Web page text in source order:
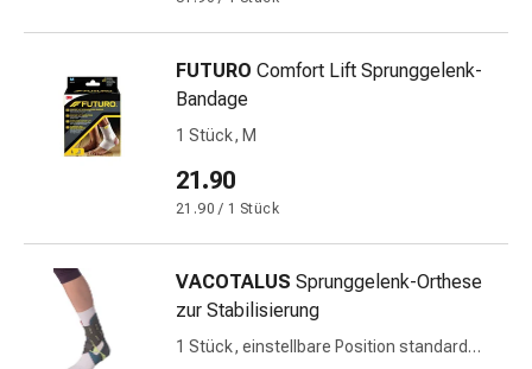
Unreine
Haut
Fieberblasen
Hautausschlag
Akne
Naturmittel
Bachblütentherapie
Homöopathie
Phytotherapie
Schüssler-
FUTURO Comfort Lift Sprunggelenk-
Bandage
1 Stück, M
21.90
21.90 / 1 Stück
VACOTALUS Sprunggelenk-Orthese
zur Stabilisierung
1 Stück, einstellbare Position standard